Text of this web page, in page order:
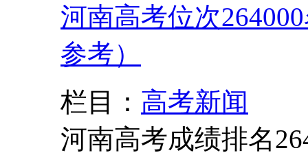
河南高考位次
参考）
栏目： 高考新闻
河南高考成绩排名